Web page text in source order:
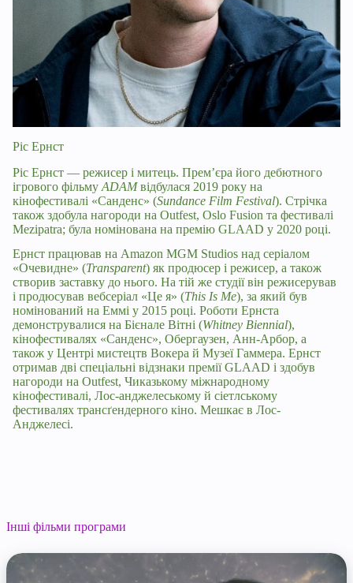
Ріс Ернст
Ріс Ернст — режисер і митець. Прем’єра його дебютного
ігрового фільму ADAMвідбулася 2019 року на
кінофестивалі «Санденс» (Sundance Film Festival). Стрічка
також здобула нагороди на Outfest, Oslo Fusion та фестивалі
Mezipatra; була номінована на премію GLAAD у 2020 році.
Ернст працював на Amazon MGM Studios над серіалом
«Очевидне» (Transparent) як продюсер і режисер, а також
створив заставку до нього. На тій же студії він режисерував
і продюсував вебсеріал «Це я» (This Is Me), за який був
номінований на Еммі у 2015 році. Роботи Ернста
демонструвалися на Бієнале Вітні (Whitney Biennial),
кінофестивалях «Санденс», Обергаузен, Анн-Арбор, а
також у Центрі мистецтв Вокера й Музеї Гаммера. Ернст
отримав дві спеціальні відзнаки премії GLAAD і здобув
нагороди на Outfest, Чиказькому міжнародному
кінофестивалі, Лос-анджелеському й сіетлському
фестивалях трансґендерного кіно. Мешкає в Лос-
Анджелесі.
Інші фільми програми